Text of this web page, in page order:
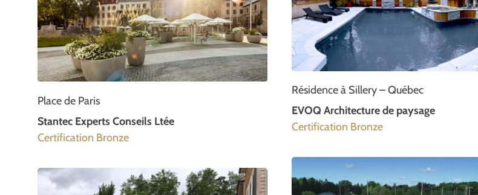
Place de Paris
Stantec Experts Conseils Ltée
Certification Bronze
Résidence à Sillery – Québec
EVOQ Architecture de paysage
Certification Bronze